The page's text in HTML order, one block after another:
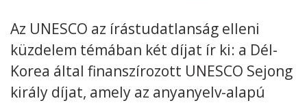
UNESCO díjak
KAPCSOLAT
Az UNESCO az írástudatlanság elleni
küzdelem témában két díjat ír ki: a Dél-
Korea által finanszírozott UNESCO Sejong
király díjat, amely az anyanyelv-alapú